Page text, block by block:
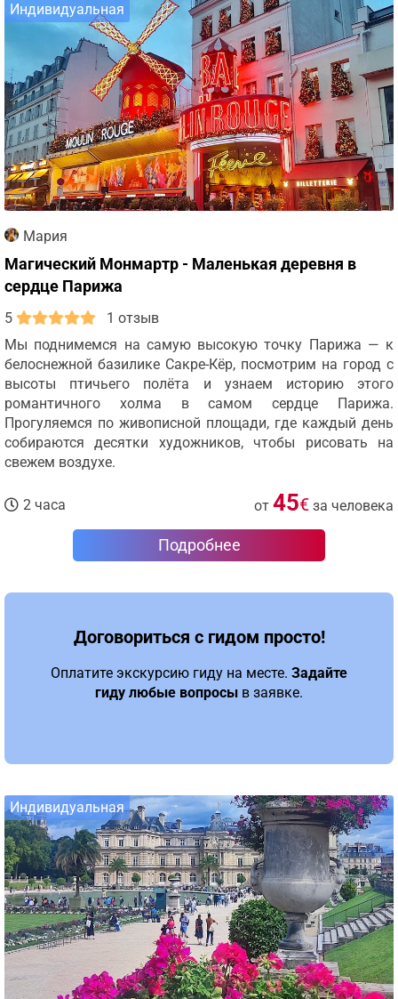
Индивидуальная
Мария
Магический Монмартр - Маленькая деревня в
сердце Парижа
5
1 отзыв
Мы поднимемся на самую высокую точку Парижа — к
белоснежной базилике Сакре-Кёр, посмотрим на город с
высоты птичьего полёта и узнаем историю этого
романтичного холма в самом сердце Парижа.
Прогуляемся по живописной площади, где каждый день
собираются десятки художников, чтобы рисовать на
свежем воздухе.
2 часа от 45€ за человека
Подробнее
Договориться с гидом просто!
Оплатите экскурсию гиду на месте. Задайте
гиду любые вопросы в заявке.
Индивидуальная